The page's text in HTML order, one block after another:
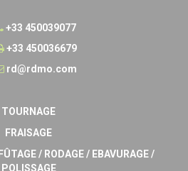
+33 450039077
+33 450036679
rd@rdmo.com
TOURNAGE
FRAISAGE
/ RODAGE / EBAVURAGE /
POLISSAGE